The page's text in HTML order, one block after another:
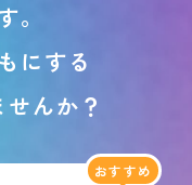
。
も にする
せんか ？